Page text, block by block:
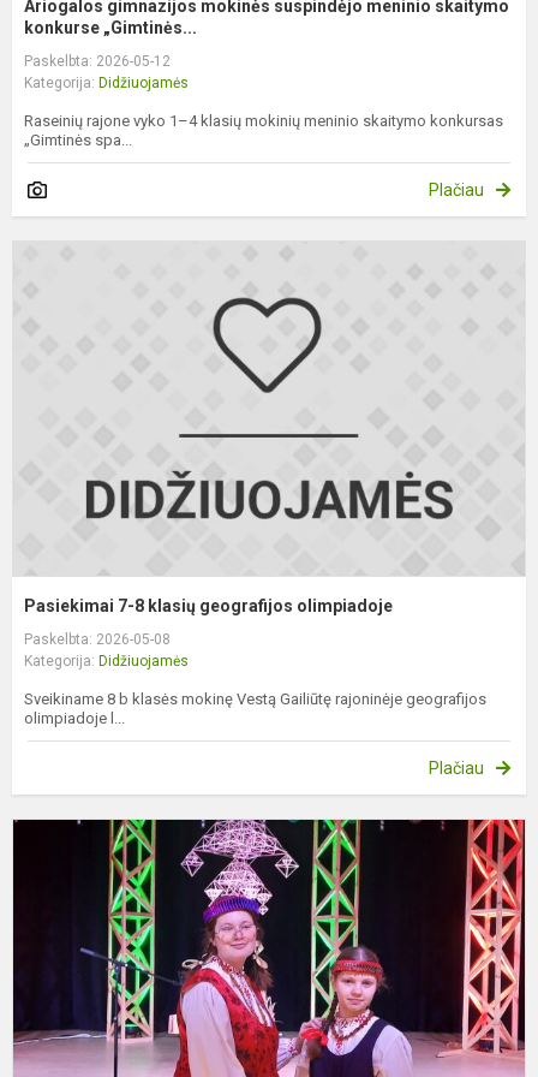
Ariogalos gimnazijos mokinės suspindėjo meninio skaitymo
konkurse „Gimtinės...
Paskelbta: 2026-05-12
Kategorija: Didžiuojamės
Raseinių rajone vyko 1–4 klasių mokinių meninio skaitymo konkursas
„Gimtinės spa...
Plačiau
Pasiekimai 7-8 klasių geografijos olimpiadoje
Paskelbta: 2026-05-08
Kategorija: Didžiuojamės
Sveikiname 8 b klasės mokinę Vestą Gailiūtę rajoninėje geografijos
olimpiadoje l...
Plačiau